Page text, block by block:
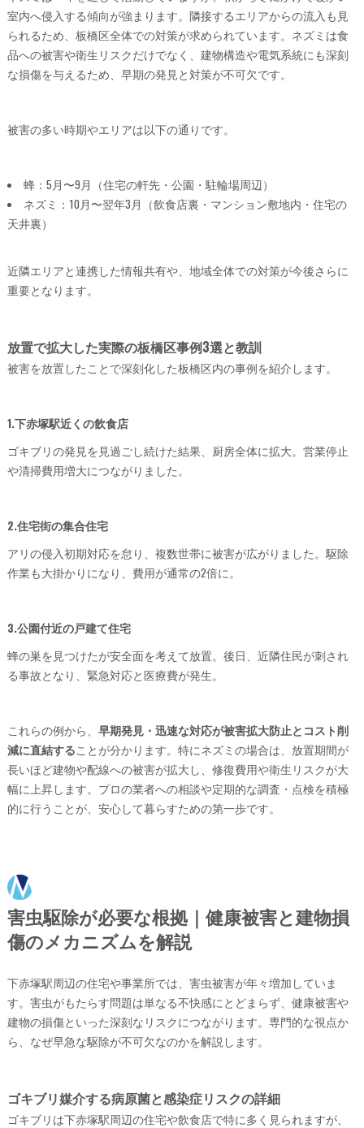
室内へ侵入する傾向が強まります。隣接するエリアからの流入も見
られるため、板橋区全体での対策が求められています。ネズミは食
品への被害や衛生リスクだけでなく、建物構造や電気系統にも深刻
な損傷を与えるため、早期の発見と対策が不可欠です。
被害の多い時期やエリアは以下の通りです。
蜂：5月〜9月（住宅の軒先・公園・駐輪場周辺）
ネズミ：10月〜翌年3月（飲食店裏・マンション敷地内・住宅の
天井裏）
近隣エリアと連携した情報共有や、地域全体での対策が今後さらに
重要となります。
放置で拡大した実際の板橋区事例3選と教訓
被害を放置したことで深刻化した板橋区内の事例を紹介します。
1.下赤塚駅近くの飲食店
ゴキブリの発見を見過ごし続けた結果、厨房全体に拡大。営業停止
や清掃費用増大につながりました。
2.住宅街の集合住宅
アリの侵入初期対応を怠り、複数世帯に被害が広がりました。駆除
作業も大掛かりになり、費用が通常の2倍に。
3.公園付近の戸建て住宅
蜂の巣を見つけたが安全面を考えて放置。後日、近隣住民が刺され
る事故となり、緊急対応と医療費が発生。
これらの例から、 早期発見・迅速な対応が被害拡大防止とコスト削
減に直結することが分かります。特にネズミの場合は、放置期間が
長いほど建物や配線への被害が拡大し、修復費用や衛生リスクが大
幅に上昇します。プロの業者への相談や定期的な調査・点検を積極
的に行うことが、安心して暮らすための第一歩です。
害虫駆除が必要な根拠｜健康被害と建物損
傷のメカニズムを解説
下赤塚駅周辺の住宅や事業所では、害虫被害が年々増加していま
す。害虫がもたらす問題は単なる不快感にとどまらず、健康被害や
建物の損傷といった深刻なリスクにつながります。専門的な視点か
ら、なぜ早急な駆除が不可欠なのかを解説します。
ゴキブリ媒介する病原菌と感染症リスクの詳細
ゴキブリは下赤塚駅周辺の住宅や飲食店で特に多く見られますが、